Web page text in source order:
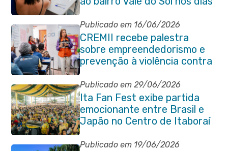
15 e 16 de junho e Vila
Gabriela 18 de junho
Publicado em 16/06/2026
CREMII recebe palestra
sobre empreendedorismo e
prevenção à violência contra
a pessoa idosa
Publicado em 29/06/2026
Ita Fan Fest exibe partida
emocionante entre Brasil e
Japão no Centro de Itaboraí
Publicado em 19/06/2026